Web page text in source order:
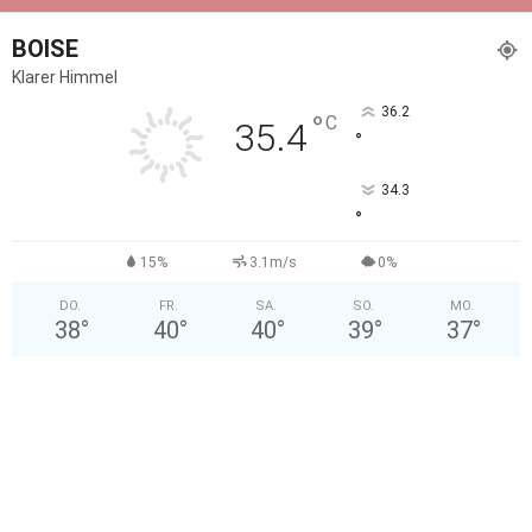
BOISE
Klarer Himmel
35.4°C 36.2
°
34.3
°
15% 3.1m/s 0%
DO.
38°
FR.
40°
SA.
40°
SO.
39°
MO.
37°